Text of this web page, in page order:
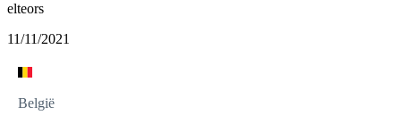
elteors
11/11/2021
België